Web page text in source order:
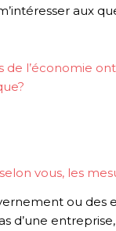
aux
de l’économie
?
vous, les
ou des
d’une